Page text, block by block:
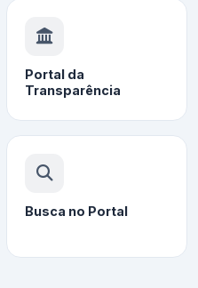
Portal da
Transparência
Busca no Portal